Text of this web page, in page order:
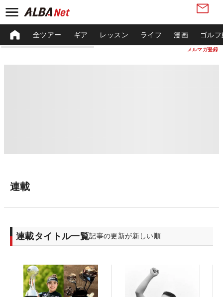
メルマガ登録
全ツアー ギア レッスン ライフ 漫画 ゴル
連載
連載タイトル一覧記事の更新が新しい順